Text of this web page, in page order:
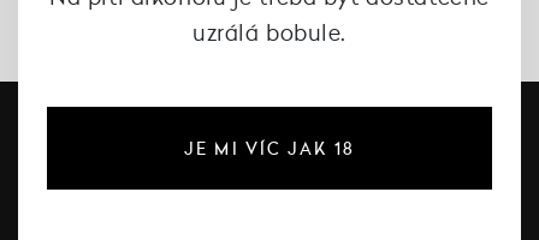
uzrálá bobule.
JE MI VÍC JAK 18